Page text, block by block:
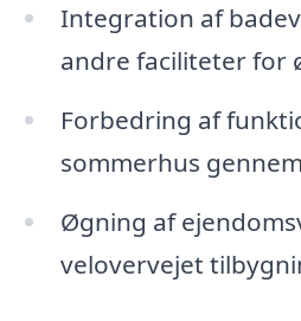
Integration af
andre faciliteter for
Forbedring af
sommerhus
Øgning af
velovervejet